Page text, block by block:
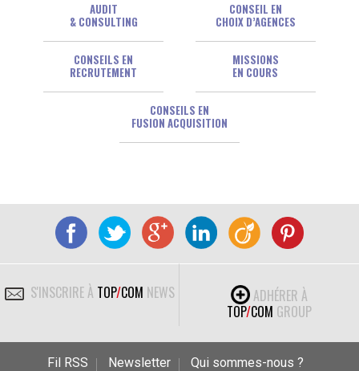
AUDIT
& CONSULTING
CONSEIL EN
CHOIX D’AGENCES
CONSEILS EN
RECRUTEMENT
MISSIONS
EN COURS
CONSEILS EN
FUSION ACQUISITION
S'INSCRIRE À TOP/COM NEWS
ADHÉRER À
TOP/COM GROUP
Fil RSS Newsletter
Qui sommes-nous ?